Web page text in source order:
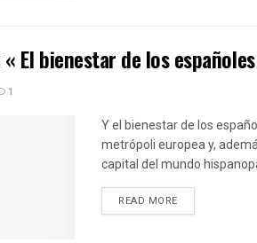
El bienestar de los
1
Y el bienestar de los
metrópoli europea y,
capital del mundo
READ MOREDETAILS